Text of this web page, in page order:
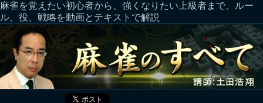
麻雀を覚えたい初心者から、強くなりたい上級者まで、ルー
ル、役、戦略を動画とテキストで解説